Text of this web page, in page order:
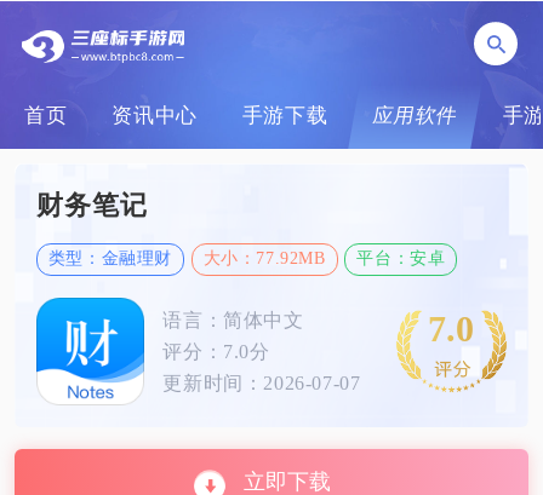
首页 资讯中心 手游下载 应用软件 手
财务笔记
类型：金融理财 大小：77.92MB 平台：安卓
语言：简体中文
评分：7.0分
更新时间：2026-07-07
7.0
立即下载